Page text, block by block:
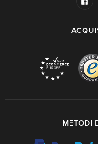
METODI